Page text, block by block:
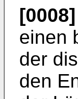
[0008]
einen
der
den